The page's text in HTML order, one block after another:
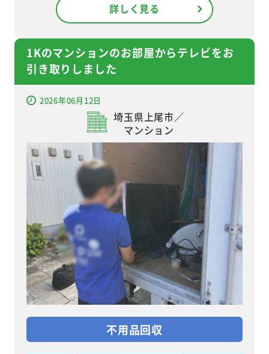
詳しく見る
1Kのマンションのお部屋からテレビをお
引き取りしました
2026年06月12日
埼玉県上尾市／
マンション
不用品回収